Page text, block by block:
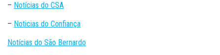
– Notícias do CSA
– Noticias do Confiança
Notícias do São Bernardo